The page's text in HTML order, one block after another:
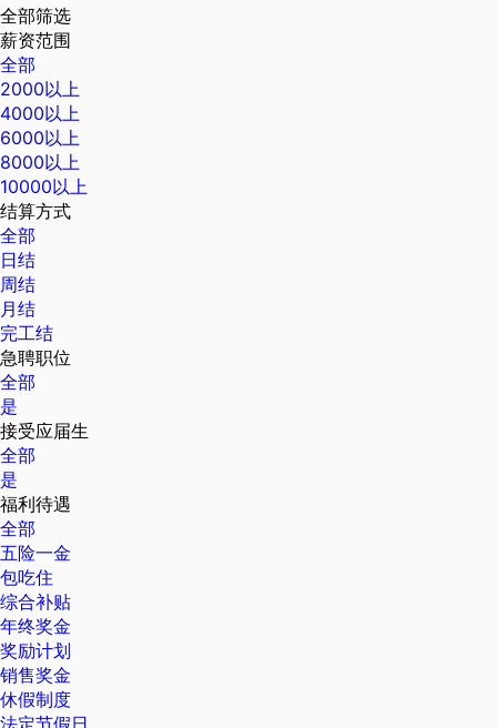
全部筛选
薪资范围
全部
2000以上
4000以上
6000以上
8000以上
10000以上
结算方式
全部
日结
周结
月结
完工结
急聘职位
全部
是
接受应届生
全部
是
福利待遇
全部
五险一金
包吃住
综合补贴
年终奖金
奖励计划
销售奖金
休假制度
法定节假日